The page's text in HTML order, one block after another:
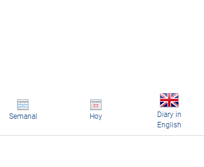
Semanal Hoy
Diary in
English